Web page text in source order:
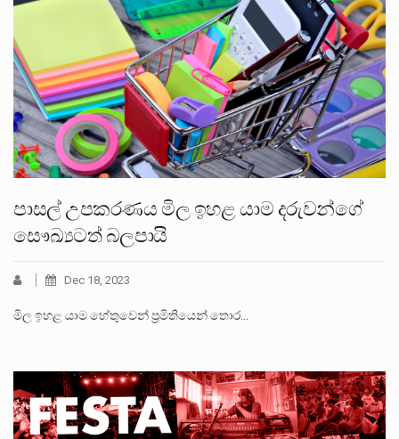
පාසල් උපකරණය මිල ඉහළ යාම දරුවන්ගේ
සෞඛ්‍යටත් බලපායි
Dec 18, 2023
මිල ඉහළ යාම හේතුවෙන් ප්‍රමිතියෙන් තොර…